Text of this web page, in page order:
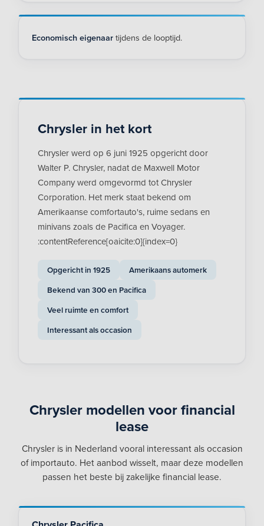
Economisch eigenaartijdens de looptijd.
Chrysler in het kort
Chrysler werd op 6 juni 1925 opgericht door
Walter P. Chrysler, nadat de Maxwell Motor
Company werd omgevormd tot Chrysler
Corporation. Het merk staat bekend om
Amerikaanse comfortauto's, ruime sedans en
minivans zoals de Pacifica en Voyager.
:contentReference[oaicite:0]{index=0}
Opgericht in 1925
Amerikaans automerk
Bekend van 300 en Pacifica
Veel ruimte en comfort
Interessant als occasion
Chrysler modellen voor financial
lease
Chrysler is in Nederland vooral interessant als occasion
of importauto. Het aanbod wisselt, maar deze modellen
passen het beste bij zakelijke financial lease.